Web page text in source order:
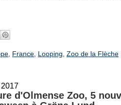
, France, Looping, Zoo de la Flèche
d'Olmense Zoo, 5